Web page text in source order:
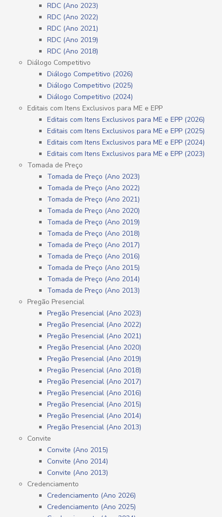
RDC (Ano 2023)
RDC (Ano 2022)
RDC (Ano 2021)
RDC (Ano 2019)
RDC (Ano 2018)
Diálogo Competitivo
Diálogo Competitivo (2026)
Diálogo Competitivo (2025)
Diálogo Competitivo (2024)
Editais com Itens Exclusivos para ME e EPP
Editais com Itens Exclusivos para ME e EPP (2026)
Editais com Itens Exclusivos para ME e EPP (2025)
Editais com Itens Exclusivos para ME e EPP (2024)
Editais com Itens Exclusivos para ME e EPP (2023)
Tomada de Preço
Tomada de Preço (Ano 2023)
Tomada de Preço (Ano 2022)
Tomada de Preço (Ano 2021)
Tomada de Preço (Ano 2020)
Tomada de Preço (Ano 2019)
Tomada de Preço (Ano 2018)
Tomada de Preço (Ano 2017)
Tomada de Preço (Ano 2016)
Tomada de Preço (Ano 2015)
Tomada de Preço (Ano 2014)
Tomada de Preço (Ano 2013)
Pregão Presencial
Pregão Presencial (Ano 2023)
Pregão Presencial (Ano 2022)
Pregão Presencial (Ano 2021)
Pregão Presencial (Ano 2020)
Pregão Presencial (Ano 2019)
Pregão Presencial (Ano 2018)
Pregão Presencial (Ano 2017)
Pregão Presencial (Ano 2016)
Pregão Presencial (Ano 2015)
Pregão Presencial (Ano 2014)
Pregão Presencial (Ano 2013)
Convite
Convite (Ano 2015)
Convite (Ano 2014)
Convite (Ano 2013)
Credenciamento
Credenciamento (Ano 2026)
Credenciamento (Ano 2025)